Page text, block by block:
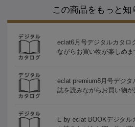
この商品をもっと知
eclat6月号デジタルカタロ
ながらお買い物が楽しめま
eclat premium8月号デジタ
誌を読みながらお買い物が
E by eclat BOOKデジタル